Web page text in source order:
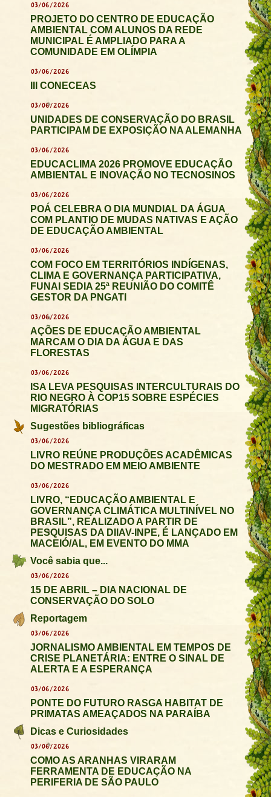
03/06/2026
PROJETO DO CENTRO DE EDUCAÇÃO
AMBIENTAL COM ALUNOS DA REDE
MUNICIPAL É AMPLIADO PARA A
COMUNIDADE EM OLÍMPIA
03/06/2026
III CONECEAS
03/06/2026
UNIDADES DE CONSERVAÇÃO DO BRASIL
PARTICIPAM DE EXPOSIÇÃO NA ALEMANHA
03/06/2026
EDUCACLIMA 2026 PROMOVE EDUCAÇÃO
AMBIENTAL E INOVAÇÃO NO TECNOSINOS
03/06/2026
POÁ CELEBRA O DIA MUNDIAL DA ÁGUA
COM PLANTIO DE MUDAS NATIVAS E AÇÃO
DE EDUCAÇÃO AMBIENTAL
03/06/2026
COM FOCO EM TERRITÓRIOS INDÍGENAS,
CLIMA E GOVERNANÇA PARTICIPATIVA,
FUNAI SEDIA 25ª REUNIÃO DO COMITÊ
GESTOR DA PNGATI
03/06/2026
AÇÕES DE EDUCAÇÃO AMBIENTAL
MARCAM O DIA DA ÁGUA E DAS
FLORESTAS
03/06/2026
ISA LEVA PESQUISAS INTERCULTURAIS DO
RIO NEGRO À COP15 SOBRE ESPÉCIES
MIGRATÓRIAS
Sugestões bibliográficas
03/06/2026
LIVRO REÚNE PRODUÇÕES ACADÊMICAS
DO MESTRADO EM MEIO AMBIENTE
03/06/2026
LIVRO, “EDUCAÇÃO AMBIENTAL E
GOVERNANÇA CLIMÁTICA MULTINÍVEL NO
BRASIL”, REALIZADO A PARTIR DE
PESQUISAS DA DIIAV-INPE, É LANÇADO EM
MACEIÓ/AL, EM EVENTO DO MMA
Você sabia que...
03/06/2026
15 DE ABRIL – DIA NACIONAL DE
CONSERVAÇÃO DO SOLO
Reportagem
03/06/2026
JORNALISMO AMBIENTAL EM TEMPOS DE
CRISE PLANETÁRIA: ENTRE O SINAL DE
ALERTA E A ESPERANÇA
03/06/2026
PONTE DO FUTURO RASGA HABITAT DE
PRIMATAS AMEAÇADOS NA PARAÍBA
Dicas e Curiosidades
03/06/2026
COMO AS ARANHAS VIRARAM
FERRAMENTA DE EDUCAÇÃO NA
PERIFERIA DE SÃO PAULO